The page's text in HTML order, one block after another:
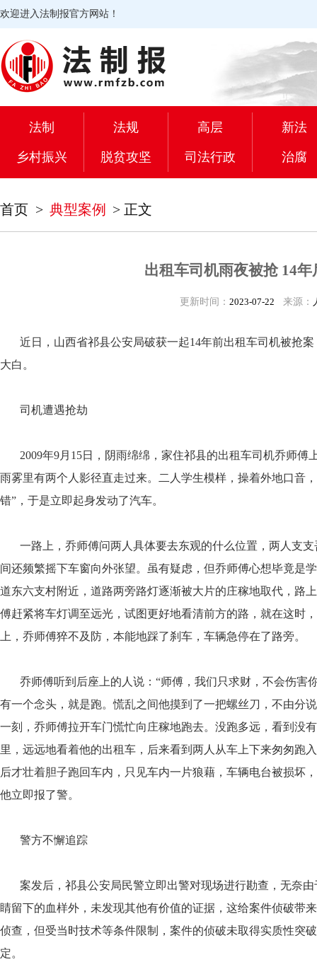
欢迎进入法制报官方网站！
法制 法规 高层 新法
乡村振兴 脱贫攻坚 司法行政 治腐
首页 > 典型案例 > 正文
出租车司机雨夜被抢 14
更新时间： 2023-07-22 来源：
近日，山西省祁县公安局破获一起14年前出租车司机被抢案
大白。
司机遭遇抢劫
2009年9月15日，阴雨绵绵，家住祁县的出租车司机乔师傅
雨雾里有两个人影径直走过来。二人学生模样，操着外地口音
错”，于是立即起身发动了汽车。
一路上，乔师傅问两人具体要去东观的什么位置，两人支支
间还频繁摇下车窗向外张望。虽有疑虑，但乔师傅心想毕竟是
道东六支村附近，道路两旁路灯逐渐被大片的庄稼地取代，路
傅赶紧将车灯调至远光，试图更好地看清前方的路，就在这时
上，乔师傅猝不及防，本能地踩了刹车，车辆急停在了路旁。
乔师傅听到后座上的人说：“师傅，我们只求财，不会伤害
有一个念头，就是跑。慌乱之间他摸到了一把螺丝刀，不由分
一刻，乔师傅拉开车门慌忙向庄稼地跑去。没跑多远，看到没
里，远远地看着他的出租车，后来看到两人从车上下来匆匆跑
后才壮着胆子跑回车内，只见车内一片狼藉，车辆电台被损坏
他立即报了警。
警方不懈追踪
案发后，祁县公安局民警立即出警对现场进行勘查，无奈由
睛留下的血样外，未发现其他有价值的证据，这给案件侦破
侦查，但受当时技术等条件限制，案件的侦破未取得实质性突
定。